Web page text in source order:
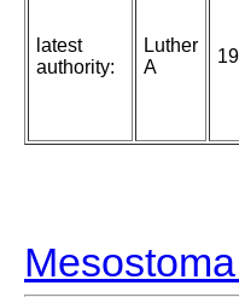
latest
authority:
Luther
A